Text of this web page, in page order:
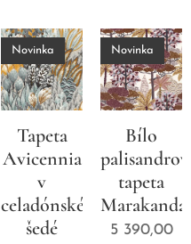
Tapeta
Avicennia
v
celadónské
šedé
Novinka
Bílo
tapeta
Marakanda
Novinka
5 390,00